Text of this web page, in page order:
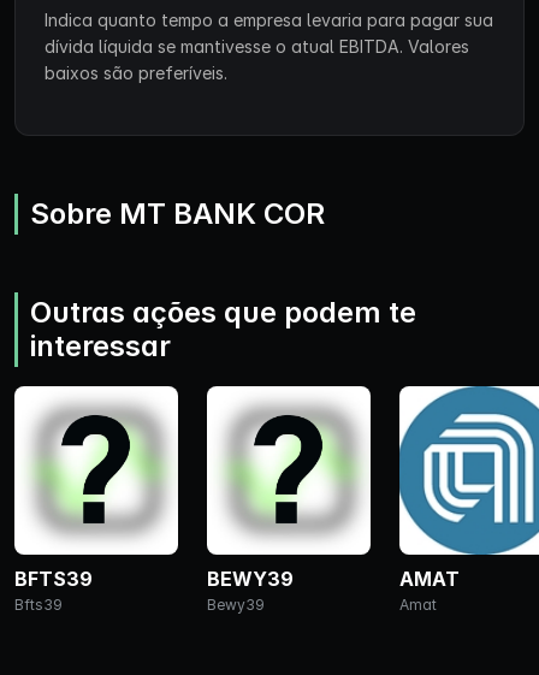
Indica quanto tempo a empresa levaria para pagar sua
dívida líquida se mantivesse o atual EBITDA. Valores
baixos são preferíveis.
Sobre MT BANK COR
Outras ações que podem te
interessar
BFTS39
Bfts39
BEWY39
Bewy39
AMAT
Amat